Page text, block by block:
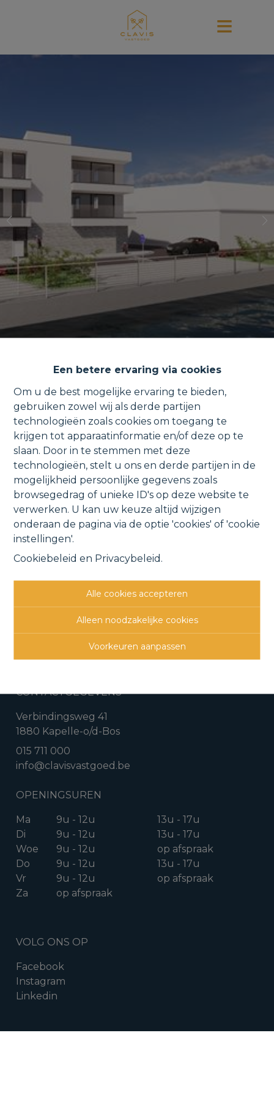
Een betere ervaring via cookies
Om u de best mogelijke ervaring te bieden,
gebruiken zowel wij als derde partijen
technologieën zoals cookies om toegang te
krijgen tot apparaatinformatie en/of deze op te
slaan. Door in te stemmen met deze
technologieën, stelt u ons en derde partijen in de
mogelijkheid persoonlijke gegevens zoals
browsegedrag of unieke ID's op deze website te
verwerken. U kan uw keuze altijd wijzigen
onderaan de pagina via de optie 'cookies' of 'cookie
instellingen'.
Cookiebeleid en Privacybeleid.
Alle cookies accepteren
Alleen noodzakelijke cookies
Voorkeuren aanpassen
Hoekapp. 1e verdieping met
garage & terras met vaartzicht.
Westdijk 58, 2830 Willebroek VERKOCHT
CONTACTGEGEVENS
Verbindingsweg 41
1880 Kapelle-o/d-Bos
015 711 000
info@clavisvastgoed.be
OPENINGSUREN
Ma 9u - 12u
13u - 17u
Di
9u - 12u
13u - 17u
Woe
9u - 12u
op afspraak
Do
9u - 12u
13u - 17u
Vr
9u - 12u
op afspraak
Za
op afspraak
VOLG ONS OP
Facebook
Instagram
Linkedin